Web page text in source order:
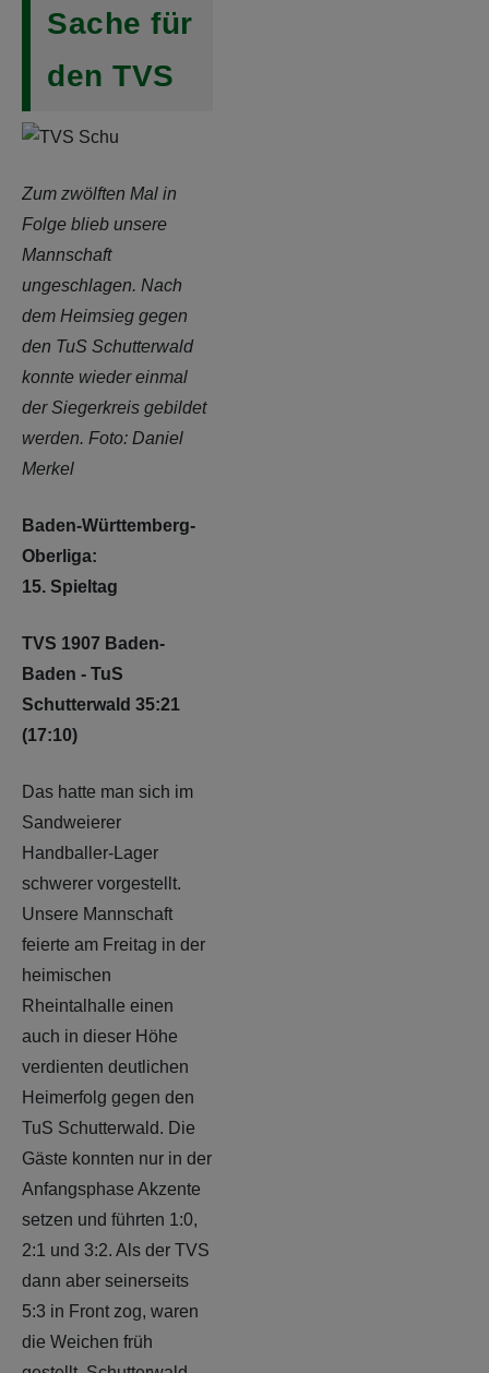
Sache für
den TVS
Zum zwölften Mal in
Folge blieb unsere
Mannschaft
ungeschlagen. Nach
dem Heimsieg gegen
den TuS Schutterwald
konnte wieder einmal
der Siegerkreis gebildet
werden. Foto: Daniel
Merkel
Baden-Württemberg-
Oberliga:
15. Spieltag
TVS 1907 Baden-
Baden - TuS
Schutterwald 35:21
(17:10)
Das hatte man sich im
Sandweierer
Handballer-Lager
schwerer vorgestellt.
Unsere Mannschaft
feierte am Freitag in der
heimischen
Rheintalhalle einen
auch in dieser Höhe
verdienten deutlichen
Heimerfolg gegen den
TuS Schutterwald. Die
Gäste konnten nur in der
Anfangsphase Akzente
setzen und führten 1:0,
2:1 und 3:2. Als der TVS
dann aber seinerseits
5:3 in Front zog, waren
die Weichen früh